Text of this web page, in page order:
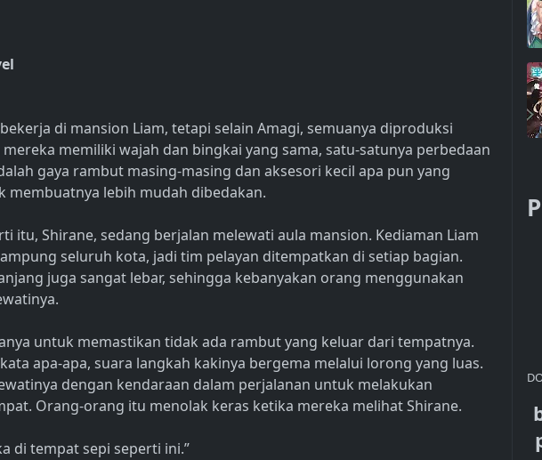
bekerja di mansion Liam, tetapi selain Amagi, semuanya diproduksi
mereka memiliki wajah dan bingkai yang sama, satu-satunya perbedaan
gaya rambut masing-masing dan aksesori kecil apa pun yang
membuatnya lebih mudah dibedakan.
itu, Shirane, sedang berjalan melewati aula mansion. Kediaman Liam
seluruh kota, jadi tim pelayan ditempatkan di setiap bagian.
juga sangat lebar, sehingga kebanyakan orang menggunakan
untuk memastikan tidak ada rambut yang keluar dari tempatnya.
apa-apa, suara langkah kakinya bergema melalui lorong yang luas.
dengan kendaraan dalam perjalanan untuk melakukan
Orang-orang itu menolak keras ketika mereka melihat Shirane.
di tempat sepi seperti ini.”